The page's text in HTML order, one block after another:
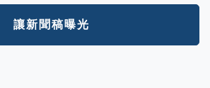
讓新聞稿曝光